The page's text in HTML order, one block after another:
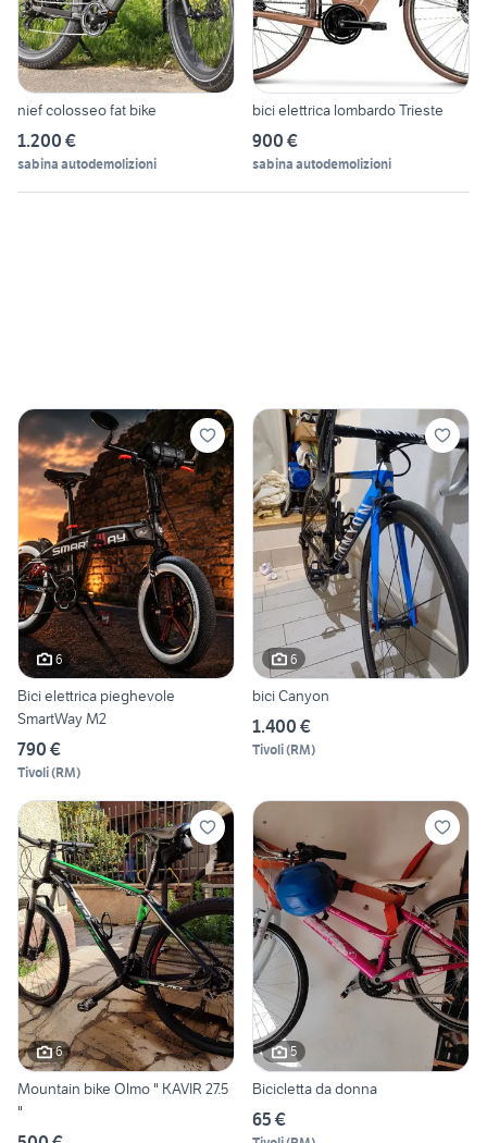
nief colosseo fat bike
1.200 €
sabina autodemolizioni
bici elettrica lombardo Trieste
900 €
sabina autodemolizioni
6
Bici elettrica pieghevole
SmartWay M2
790 €
Tivoli(RM)
6
bici Canyon
1.400 €
Tivoli(RM)
6
Mountain bike Olmo " KAVIR 27.5
"
5
Bicicletta da donna
65 €